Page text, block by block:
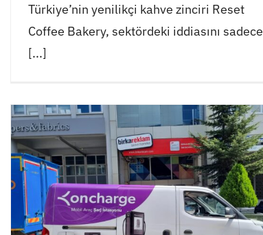
Türkiye’nin yenilikçi kahve zinciri Reset
Coffee Bakery, sektördeki iddiasını sadece
[...]